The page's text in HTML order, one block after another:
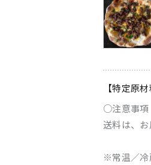
【特定原材
○注意事項
送料は、
※常温／冷